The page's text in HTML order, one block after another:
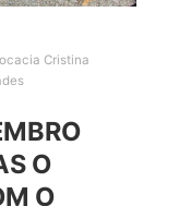
Cristina
O
O